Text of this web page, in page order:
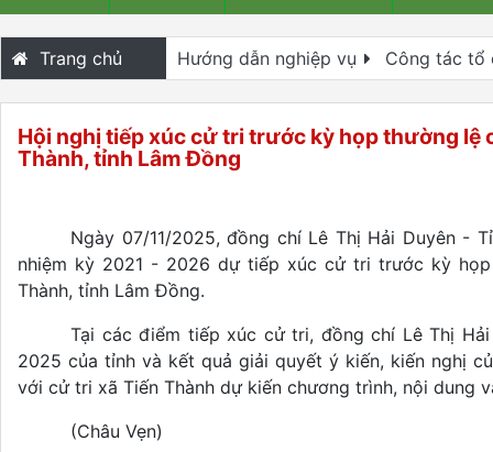
Trang chủ Hướng dẫn nghiệp vụ Công tác tổ
Hội nghị tiếp xúc cử tri trước kỳ họp thường lệ
Thành, tỉnh Lâm Đồng
Ngày 07/11/2025, đồng chí Lê Thị Hải Duyên -
nhiệm kỳ 2021 - 2026 dự tiếp xúc cử tri trước kỳ
Thành, tỉnh Lâm Đồng.
Tại các điểm tiếp xúc cử tri, đồng chí Lê Thị
2025 của tỉnh và kết quả giải quyết ý kiến, kiến nghị
với cử tri xã Tiến Thành dự kiến chương trình, nội dung
(Châu Vẹn)